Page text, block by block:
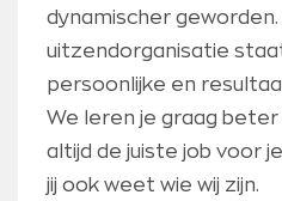
dynamischer geworden.
uitzendorganisatie
persoonlijke en
We leren je graag
altijd de juiste job voor
jij ook weet wie wij zijn.